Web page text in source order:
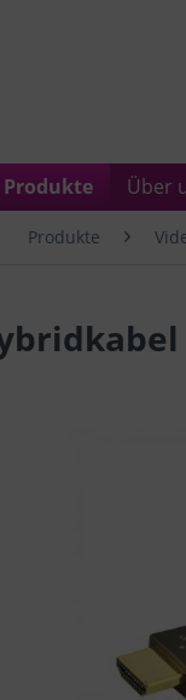
Produkte Über
Produkte